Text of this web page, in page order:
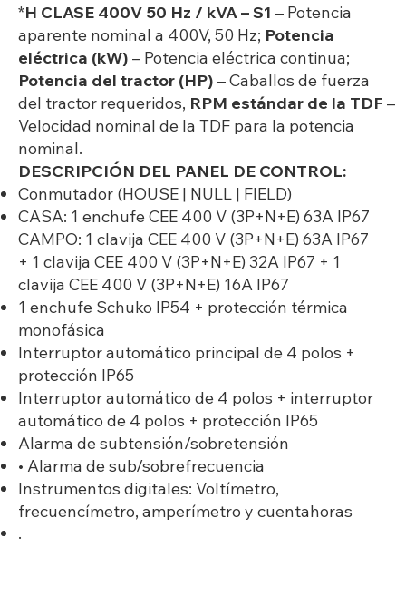
*H CLASE 400V 50 Hz / kVA – S1 – Potencia
aparente nominal a 400V, 50 Hz; Potencia
eléctrica (kW) – Potencia eléctrica continua;
Potencia del tractor (HP) – Caballos de fuerza
del tractor requeridos, RPM estándar de la TDF –
Velocidad nominal de la TDF para la potencia
nominal.
DESCRIPCIÓN DEL PANEL DE CONTROL:
Conmutador (HOUSE | NULL | FIELD)
CASA: 1 enchufe CEE 400 V (3P+N+E) 63A IP67
CAMPO: 1 clavija CEE 400 V (3P+N+E) 63A IP67
+ 1 clavija CEE 400 V (3P+N+E) 32A IP67 + 1
clavija CEE 400 V (3P+N+E) 16A IP67
1 enchufe Schuko IP54 + protección térmica
monofásica
Interruptor automático principal de 4 polos +
protección IP65
Interruptor automático de 4 polos + interruptor
automático de 4 polos + protección IP65
Alarma de subtensión/sobretensión
• Alarma de sub/sobrefrecuencia
Instrumentos digitales: Voltímetro,
frecuencímetro, amperímetro y cuentahoras
.